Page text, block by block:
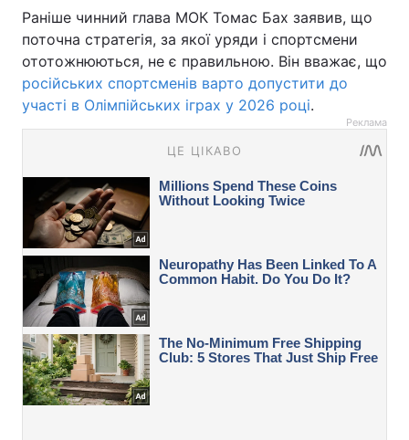
Раніше чинний глава МОК Томас Бах заявив, що
поточна стратегія, за якої уряди і спортсмени
ототожнюються, не є правильною. Він вважає, що
російських спортсменів варто допустити до
участі в Олімпійських іграх у 2026 році.
Реклама